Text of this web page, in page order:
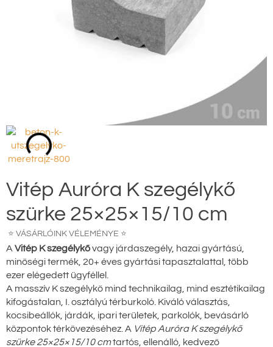
Vitép Auróra K szegélykő
szürke 25×25×15/10 cm
⭐ VÁSÁRLÓINK VÉLEMÉNYE ⭐
A Vitép K szegélykővagy járdaszegély, hazai gyártású,
minőségi termék, 20+ éves gyártási tapasztalattal, több
ezer elégedett ügyféllel.
A masszív K szegélykő mind technikailag, mind esztétikailag
kifogástalan, I. osztályú térburkoló. Kiváló választás,
kocsibeállók, járdák, ipari területek, parkolók, bevásárló
központok térkövezéséhez. A Vitép Auróra K szegélykő
szürke 25×25×15/10 cmtartós, ellenálló, kedvező